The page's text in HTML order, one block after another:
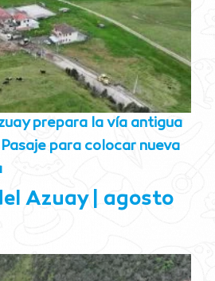
prepara la vía antigua
para colocar nueva
Azuay
agosto